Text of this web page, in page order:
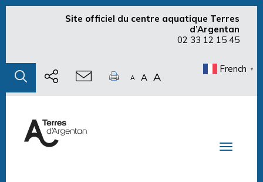
Site officiel du centre aquatique Terres
d’Argentan
02 33 12 15 45
A A A
French ▼
Toggle